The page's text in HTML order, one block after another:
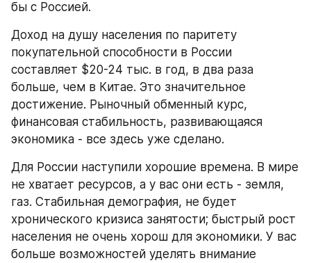
бы с Россией.
Доход на душу населения по паритету
покупательной способности в России
составляет $20-24 тыс. в год, в два раза
больше, чем в Китае. Это значительное
достижение. Рыночный обменный курс,
финансовая стабильность, развивающаяся
экономика - все здесь уже сделано.
Для России наступили хорошие времена. В мире
не хватает ресурсов, а у вас они есть - земля,
газ. Стабильная демография, не будет
хронического кризиса занятости; быстрый рост
населения не очень хорош для экономики. У вас
больше возможностей уделять внимание